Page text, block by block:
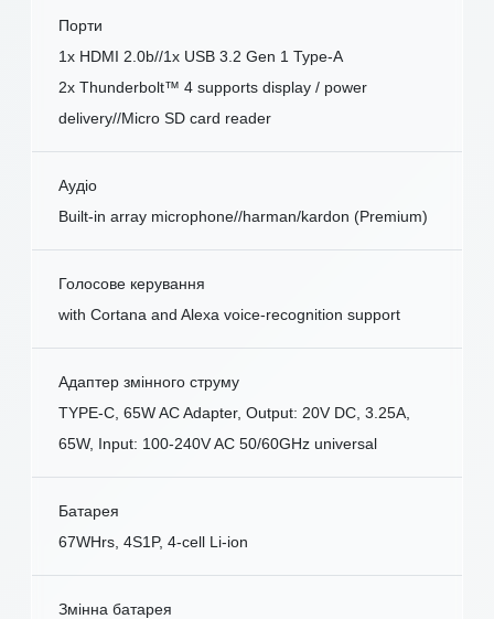
Порти
1x HDMI 2.0b//1x USB 3.2 Gen 1 Type-A
2x Thunderbolt™ 4 supports display / power
delivery//Micro SD card reader
Аудіо
Built-in array microphone//harman/kardon (Premium)
Голосове керування
with Cortana and Alexa voice-recognition support
Адаптер змінного струму
TYPE-C, 65W AC Adapter, Output: 20V DC, 3.25A,
65W, Input: 100-240V AC 50/60GHz universal
Батарея
67WHrs, 4S1P, 4-cell Li-ion
Змінна батарея